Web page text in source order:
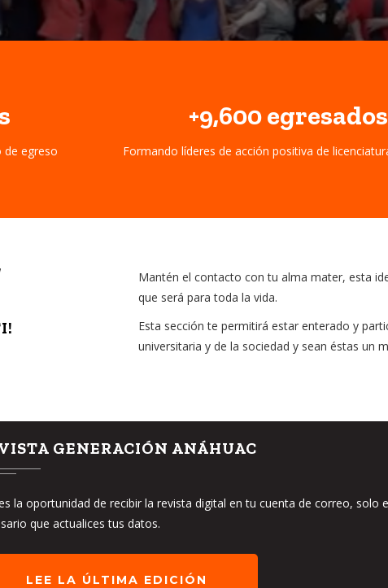
de egreso
+9,600egresados
Formando líderes de acción positiva de
Mantén el contacto con tu alma mater, esta
que será para toda la vida.
Esta sección te permitirá estar enterado y
universitaria y de la sociedad y sean éstas un
GENERACIÓN ANÁHUAC
la oportunidad de recibir la revista digital en tu cuenta de correo, solo
que actualices tus datos.
LEE LA ÚLTIMA EDICIÓN